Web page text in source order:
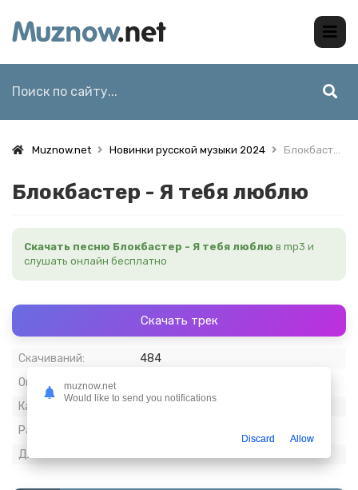
Muznow.net Новинки русской музыки 2024 Блокбастер - Я тебя люблю
Блокбастер - Я тебя люблю
Скачать песню Блокбастер - Я тебя люблю в mp3 и
слушать онлайн бесплатно
Скачать трек
Скачиваний:
484
Опубликовано:
Качество:
320 kbps, Stereo
Размер:
Длительность:
muznow.net
Would like to send you notifications
Discard Allow